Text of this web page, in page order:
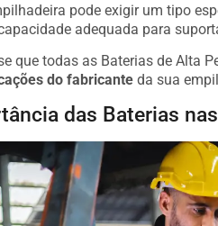
pode exigir um tipo
adequada para
que todas as Baterias de Alta
do fabricante da sua
das Baterias